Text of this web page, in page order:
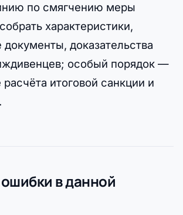
по смягчению меры
характеристики,
доказательства
особый порядок —
итоговой санкции и
в данной